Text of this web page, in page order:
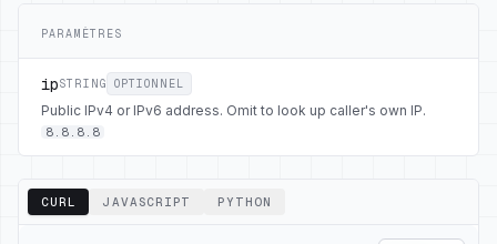
PARAMÈTRES
ipSTRING OPTIONNEL
Public IPv4 or IPv6 address. Omit to look up caller's own IP.
8.8.8.8
CURL JAVASCRIPT PYTHON